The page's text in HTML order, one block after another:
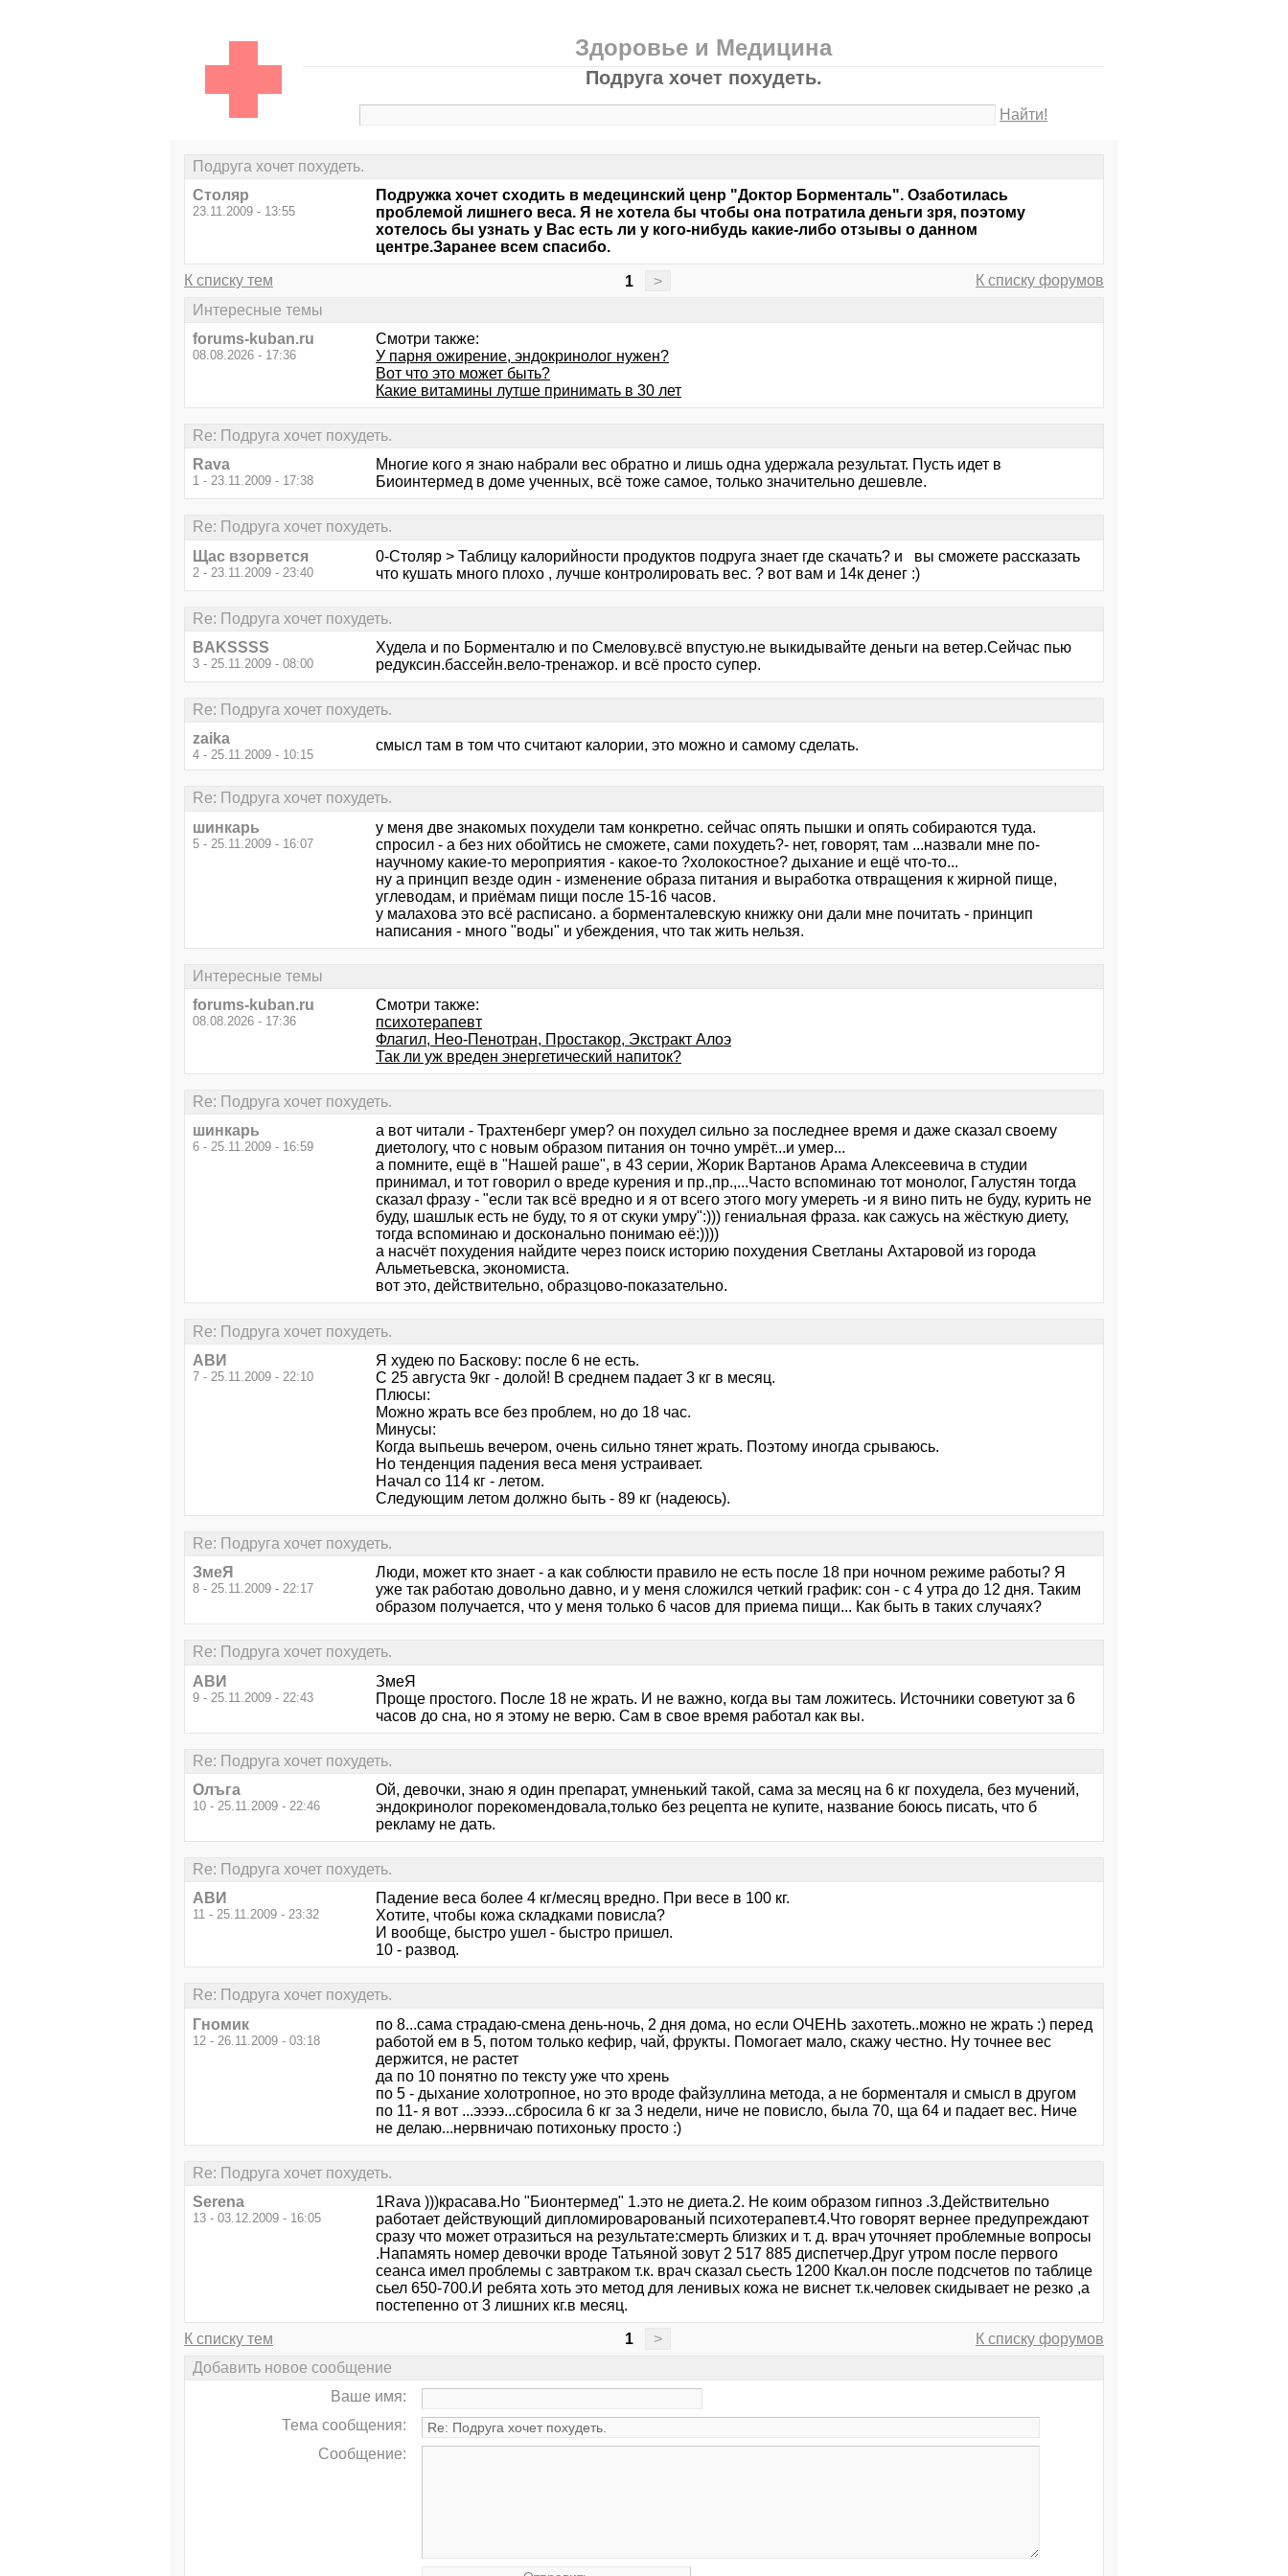
Здоровье и Медицина
Подруга хочет похудеть.
Найти!
Подруга хочет похудеть.
Столяр
23.11.2009 - 13:55
Подружка хочет сходить в медецинский ценр "Доктор Борменталь". Озаботилась
проблемой лишнего веса. Я не хотела бы чтобы она потратила деньги зря, поэтому
хотелось бы узнать у Вас есть ли у кого-нибудь какие-либо отзывы о данном
центре.Заранее всем спасибо.
К списку тем 1 >
К списку форумов
Интересные темы
forums-kuban.ru
08.08.2026 - 17:36
Смотри также:
У парня ожирение, эндокринолог нужен?
Вот что это может быть?
Какие витамины лутше принимать в 30 лет
Re: Подруга хочет похудеть.
Rava
1 - 23.11.2009 - 17:38
Многие кого я знаю набрали вес обратно и лишь одна удержала результат. Пусть идет в
Биоинтермед в доме ученных, всё тоже самое, только значительно дешевле.
Re: Подруга хочет похудеть.
Щас взорвется
2 - 23.11.2009 - 23:40
0-Столяр > Таблицу калорийности продуктов подруга знает где скачать? и вы сможете рассказать
что кушать много плохо , лучше контролировать вес. ? вот вам и 14к денег :)
Re: Подруга хочет похудеть.
BAKSSSS
3 - 25.11.2009 - 08:00
Худела и по Борменталю и по Смелову.всё впустую.не выкидывайте деньги на ветер.Сейчас пью
редуксин.бассейн.вело-тренажор. и всё просто супер.
Re: Подруга хочет похудеть.
zaika
4 - 25.11.2009 - 10:15
смысл там в том что считают калории, это можно и самому сделать.
Re: Подруга хочет похудеть.
шинкарь
5 - 25.11.2009 - 16:07
у меня две знакомых похудели там конкретно. сейчас опять пышки и опять собираются туда.
спросил - а без них обойтись не сможете, сами похудеть?- нет, говорят, там ...назвали мне по-
научному какие-то мероприятия - какое-то ?холокостное? дыхание и ещё что-то...
ну а принцип везде один - изменение образа питания и выработка отвращения к жирной пище,
углеводам, и приёмам пищи после 15-16 часов.
у малахова это всё расписано. а борменталевскую книжку они дали мне почитать - принцип
написания - много "воды" и убеждения, что так жить нельзя.
Интересные темы
forums-kuban.ru
08.08.2026 - 17:36
Смотри также:
психотерапевт
Флагил, Нео-Пенотран, Простакор, Экстракт Алоэ
Так ли уж вреден энергетический напиток?
Re: Подруга хочет похудеть.
шинкарь
6 - 25.11.2009 - 16:59
а вот читали - Трахтенберг умер? он похудел сильно за последнее время и даже сказал своему
диетологу, что с новым образом питания он точно умрёт...и умер...
а помните, ещё в "Нашей раше", в 43 серии, Жорик Вартанов Арама Алексеевича в студии
принимал, и тот говорил о вреде курения и пр.,пр.,...Часто вспоминаю тот монолог, Галустян тогда
сказал фразу - "если так всё вредно и я от всего этого могу умереть -и я вино пить не буду, курить не
буду, шашлык есть не буду, то я от скуки умру":))) гениальная фраза. как сажусь на жёсткую диету,
тогда вспоминаю и досконально понимаю её:))))
а насчёт похудения найдите через поиск историю похудения Светланы Ахтаровой из города
Альметьевска, экономиста.
вот это, действительно, образцово-показательно.
Re: Подруга хочет похудеть.
АВИ
7 - 25.11.2009 - 22:10
Я худею по Баскову: после 6 не есть.
С 25 августа 9кг - долой! В среднем падает 3 кг в месяц.
Плюсы:
Можно жрать все без проблем, но до 18 час.
Минусы:
Когда выпьешь вечером, очень сильно тянет жрать. Поэтому иногда срываюсь.
Но тенденция падения веса меня устраивает.
Начал со 114 кг - летом.
Следующим летом должно быть - 89 кг (надеюсь).
Re: Подруга хочет похудеть.
ЗмеЯ
8 - 25.11.2009 - 22:17
Люди, может кто знает - а как соблюсти правило не есть после 18 при ночном режиме работы? Я
уже так работаю довольно давно, и у меня сложился четкий график: сон - с 4 утра до 12 дня. Таким
образом получается, что у меня только 6 часов для приема пищи... Как быть в таких случаях?
Re: Подруга хочет похудеть.
АВИ
9 - 25.11.2009 - 22:43
ЗмеЯ
Проще простого. После 18 не жрать. И не важно, когда вы там ложитесь. Источники советуют за 6
часов до сна, но я этому не верю. Сам в свое время работал как вы.
Re: Подруга хочет похудеть.
Олъга
10 - 25.11.2009 - 22:46
Ой, девочки, знаю я один препарат, умненький такой, сама за месяц на 6 кг похудела, без мучений,
эндокринолог порекомендовала,только без рецепта не купите, название боюсь писать, что б
рекламу не дать.
Re: Подруга хочет похудеть.
АВИ
11 - 25.11.2009 - 23:32
Падение веса более 4 кг/месяц вредно. При весе в 100 кг.
Хотите, чтобы кожа складками повисла?
И вообще, быстро ушел - быстро пришел.
10 - развод.
Re: Подруга хочет похудеть.
Гномик
12 - 26.11.2009 - 03:18
по 8...сама страдаю-смена день-ночь, 2 дня дома, но если ОЧЕНЬ захотеть..можно не жрать :) перед
работой ем в 5, потом только кефир, чай, фрукты. Помогает мало, скажу честно. Ну точнее вес
держится, не растет
да по 10 понятно по тексту уже что хрень
по 5 - дыхание холотропное, но это вроде файзуллина метода, а не борменталя и смысл в другом
по 11- я вот ...ээээ...сбросила 6 кг за 3 недели, ниче не повисло, была 70, ща 64 и падает вес. Ниче
не делаю...нервничаю потихоньку просто :)
Re: Подруга хочет похудеть.
Serena
13 - 03.12.2009 - 16:05
1Rava )))красава.Но "Бионтермед" 1.это не диета.2. Не коим образом гипноз .3.Действительно
работает действующий дипломироварованый психотерапевт.4.Что говорят вернее предупреждают
сразу что может отразиться на результате:смерть близких и т. д. врач уточняет проблемные вопросы
.Напамять номер девочки вроде Татьяной зовут 2 517 885 диспетчер.Друг утром после первого
сеанса имел проблемы с завтраком т.к. врач сказал сьесть 1200 Ккал.он после подсчетов по таблице
сьел 650-700.И ребята хоть это метод для ленивых кожа не виснет т.к.человек скидывает не резко ,а
постепенно от 3 лишних кг.в месяц.
К списку тем 1 >
К списку форумов
Добавить новое сообщение
Ваше имя:
Тема сообщения:
Сообщение: